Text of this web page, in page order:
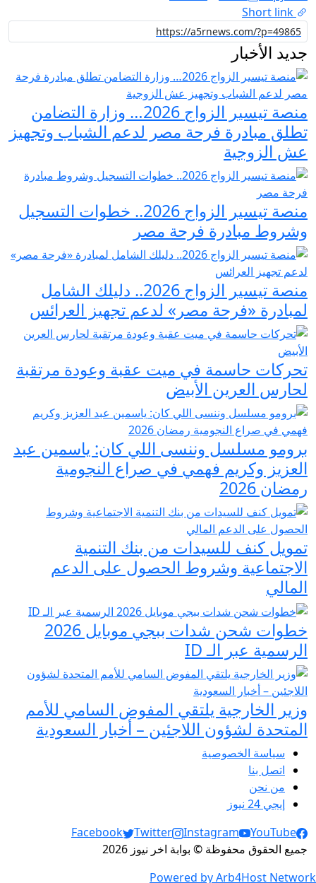
Short link
جديد الأخبار
منصة تيسير الزواج 2026… وزارة التضامن
تطلق مبادرة فرحة مصر لدعم الشباب وتجهيز
عش الزوجية
منصة تيسير الزواج 2026.. خطوات التسجيل
وشروط مبادرة فرحة مصر
منصة تيسير الزواج 2026.. دليلك الشامل
لمبادرة «فرحة مصر» لدعم تجهيز العرائس
تحركات حاسمة في ميت عقبة وعودة مرتقبة
لحارس العرين الأبيض
برومو مسلسل وننسى اللي كان: ياسمين عبد
العزيز وكريم فهمي في صراع النجومية
رمضان 2026
تمويل كنف للسيدات من بنك التنمية
الاجتماعية وشروط الحصول على الدعم
المالي
خطوات شحن شدات ببجي موبايل 2026
الرسمية عبر الـ ID
وزير الخارجية يلتقي المفوض السامي للأمم
المتحدة لشؤون اللاجئين – أخبار السعودية
سياسة الخصوصية
اتصل بنا
من نحن
إيجي 24 نيوز
Social Links
Facebook Twitter Instagram
YouTube
جميع الحقوق محفوظة © بوابة اخر نيوز 2026
Powered by Arb4Host Network